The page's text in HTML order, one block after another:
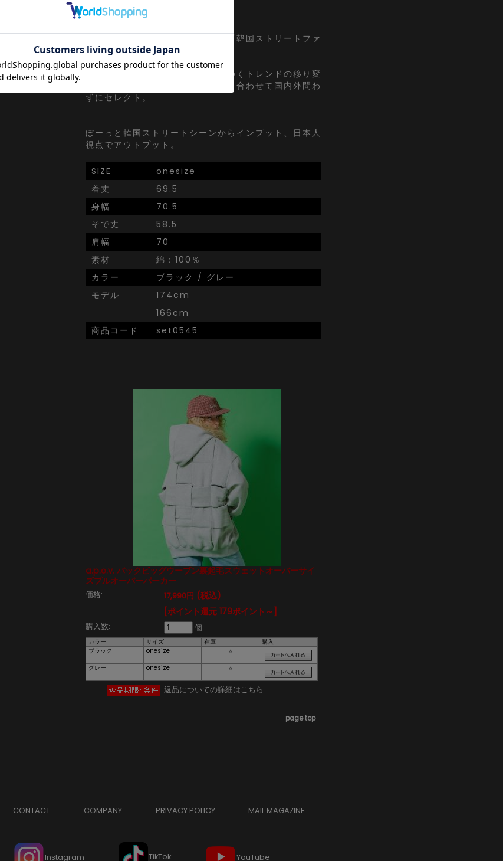
a point of view...
[日本人の視点]からセレクトする『韓国ストリートファ
ッション』がコンセプト。
韓国ストリートで日々更新されてゆくトレンドの移り変
わりを眺めながらぼんやりと視点を合わせて国内外問わ
ずにセレクト。
ぼーっと韓国ストリートシーンからインプット、日本人
視点でアウトプット。
SIZE
onesize
着丈
69.5
身幅
70.5
そで丈
58.5
肩幅
70
素材
綿：100％
カラー
ブラック / グレー
モデル
174cm
166cm
商品コード
set0545
a.p.o.v. バックビッグウーブン裏起毛スウェットオーバーサイ
ズプルオーバーパーカー
価格: 17,990円 (税込)
[ポイント還元 179ポイント～]
購入数: 個
カラー サイズ 在庫
購入
ブラック
onesize
△
グレー
onesize △
返品についての詳細はこちら
page top
CONTACT COMPANY PRIVACY POLICY MAIL MAGAZINE
Instagram TikTok YouTube